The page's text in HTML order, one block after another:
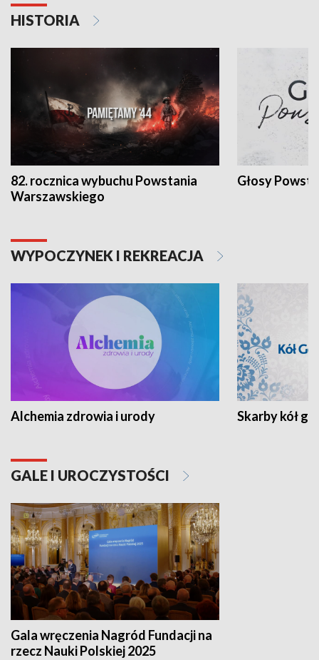
HISTORIA
82. rocznica wybuchu Powstania
Warszawskiego
Głosy
WYPOCZYNEK I REKREACJA
Alchemia zdrowia i urody Skarby kół
GALE I UROCZYSTOŚCI
Gala wręczenia Nagród Fundacji na
rzecz Nauki Polskiej 2025